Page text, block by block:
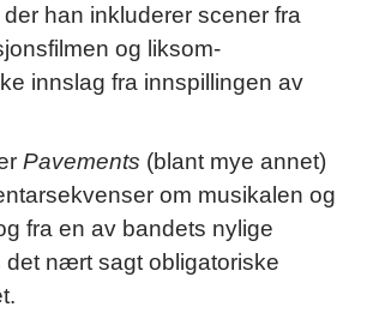
han inkluderer scener fra
og liksom-
innslag fra innspillingen av
Pavements (blant mye annet)
om musikalen og
fra en av bandets nylige
det nært sagt obligatoriske